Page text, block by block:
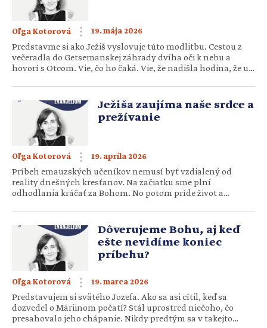
Oľga Kotorová 19. mája 2026
Predstavme si ako Ježiš vyslovuje túto modlitbu. Cestou z
večeradla do Getsemanskej záhrady dvíha oči k nebu a
hovorí s Otcom. Vie, čo ho čaká. Vie, že nadišla hodina, že už
ukrižovaný. V takejto chvíli sa modlí za tých, ktorých miluje.
Modlí sa aj za nás. Ježiš […]Ježiša zaujíma naše srdce a
prežívanie
Oľga Kotorová 19. apríla 2026
Príbeh emauzských učeníkov nemusí byť vzdialený od
reality dnešných kresťanov. Na začiatku sme plní
odhodlania kráčať za Bohom. No potom príde život a
cítiť aj emauzskí učeníci. Dôsledkom sklamanej nádeje
opúšťajú Jeruzalem. Aj my sa niekedy môžeme ocitnúť na
podobnej ceste. Náhle alebo aj nenápadne Ježiša […]
Dôverujeme Bohu, aj keď
ešte nevidíme koniec
príbehu?
Oľga Kotorová 19. marca 2026
Predstavujem si svätého Jozefa. Ako sa asi cítil, keď sa
dozvedel o Máriinom počatí? Stál uprostred niečoho, čo
presahovalo jeho chápanie. Nikdy predtým sa v takejto